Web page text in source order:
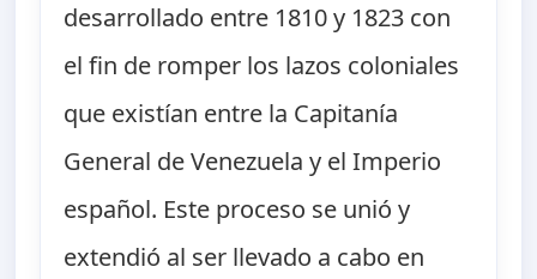
desarrollado entre 1810 y 1823 con
el fin de romper los lazos coloniales
que existían entre la Capitanía
General de Venezuela y el Imperio
español. Este proceso se unió y
extendió al ser llevado a cabo en